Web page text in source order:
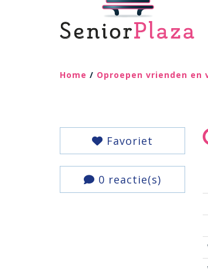
Home / Oproepen vrienden en
Favoriet
0 reactie(s)